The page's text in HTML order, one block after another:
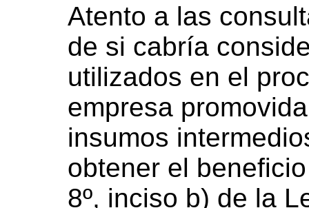
Atento a las
de si cabría
utilizados en el
empresa
insumos
obtener el
8º, inciso b) de la